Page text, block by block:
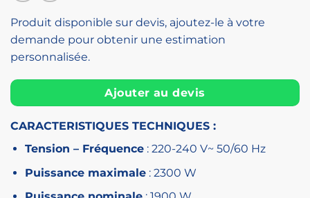
Produit disponible sur devis, ajoutez-le à votre
demande pour obtenir une estimation
personnalisée.
Ajouter au devis
CARACTERISTIQUES TECHNIQUES :
Tension – Fréquence: 220-240 V~ 50/60 Hz
Puissance maximale: 2300 W